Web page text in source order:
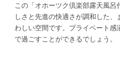
この「オホーツク倶楽部露天風呂
しさと先進の快適さが調和した、
わしい空間です。プライベート感
で過ごすことができるでしょう。